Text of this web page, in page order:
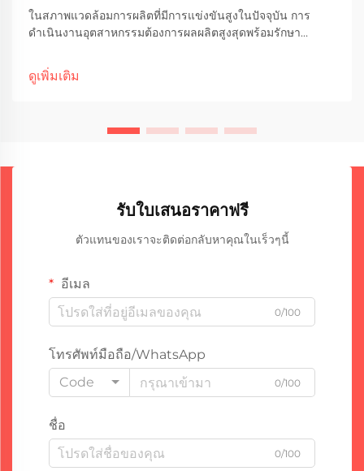
ในสภาพแวดล้อมการผลิตที่มีการแข่งขันสูงในปัจจุบัน การ
ดำเนินงานอุตสาหกรรมต้องการผลผลิตสูงสุดพร้อมรักษา
เทคโนโลยีหลักสำหรับโครงการผลิตชิ้นส่วนขนาดใหญ่ โดย
ปฏิวัติ...
ดูเพิ่มเติม
รับใบเสนอราคาฟรี
ตัวแทนของเราจะติดต่อกลับหาคุณในเร็วๆนี้
อีเมล
0/100
โทรศัพท์มือถือ/WhatsApp
Code
0/100
ชื่อ
0/100